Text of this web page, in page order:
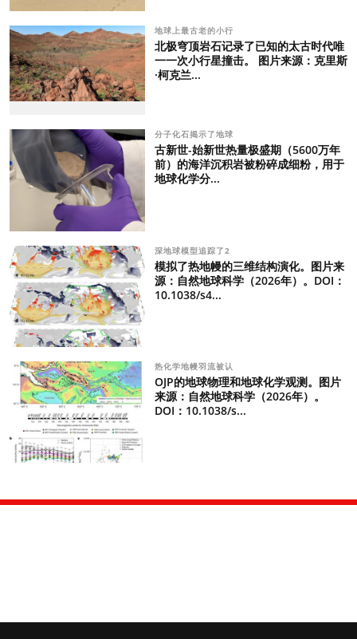
地球上最古老的小行
北极穹顶岩石记录了已知的太古时代唯
一一次小行星撞击。 图片来源：克里斯
·柯克兰...
分子化石揭示了地球
古新世-始新世热量极盛期（5600万年
前）的海洋沉积岩被粉碎成细粉，用于
地球化学分...
深地球模型追踪了2
模拟了热地幔的三维结构演化。图片来
源：自然地球科学（2026年）。DOI：
10.1038/s4...
热化学地幔羽流被认
OJP的地球物理和地球化学观测。图片
来源：自然地球科学（2026年）。
DOI：10.1038/s...